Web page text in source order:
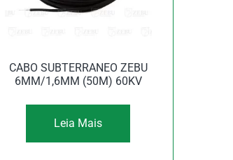
CABO SUBTERRANEO ZEBU
6MM/1,6MM (50M) 60KV
Leia Mais